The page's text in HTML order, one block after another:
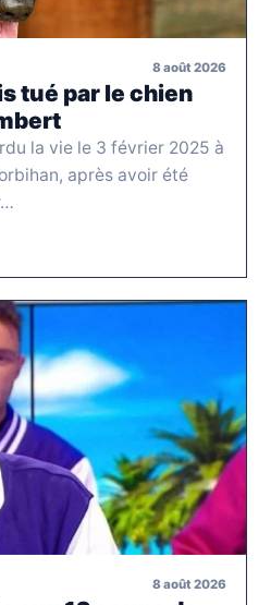
8 août 2026
tué par le chien
la vie le 3 février 2025 à
après avoir été
8 août 2026